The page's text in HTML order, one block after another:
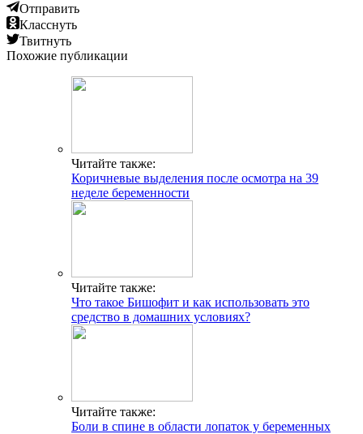
Отправить
Класснуть
Твитнуть
Похожие публикации
Читайте также:
Коричневые выделения после осмотра на 39
неделе беременности
Читайте также:
Что такое Бишофит и как использовать это
средство в домашних условиях?
Читайте также:
Боли в спине в области лопаток у беременных